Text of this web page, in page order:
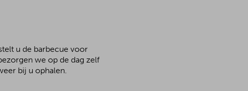
u de barbecue voor
we op de dag zelf
bij u ophalen.